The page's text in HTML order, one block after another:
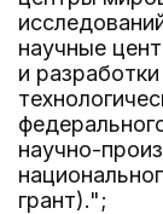
научные
и
научно-
грант).";